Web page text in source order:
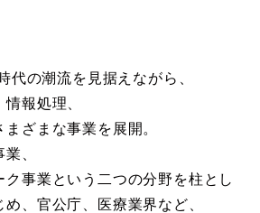
代の潮流を見据えながら、
報処理、
ざまな事業を展開。
、
ク事業という二つの分野を柱とし
、官公庁、医療業界など、